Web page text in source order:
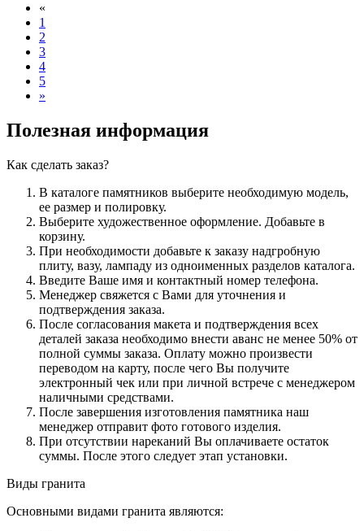
«
1
2
3
4
5
»
Полезная информация
Как сделать заказ?
В каталоге памятников выберите необходимую модель,
ее размер и полировку.
Выберите художественное оформление. Добавьте в
корзину.
При необходимости добавьте к заказу надгробную
плиту, вазу, лампаду из одноименных разделов каталога.
Введите Ваше имя и контактный номер телефона.
Менеджер свяжется с Вами для уточнения и
подтверждения заказа.
После согласования макета и подтверждения всех
деталей заказа необходимо внести аванс не менее 50% от
полной суммы заказа. Оплату можно произвести
переводом на карту, после чего Вы получите
электронный чек или при личной встрече с менеджером
наличными средствами.
После завершения изготовления памятника наш
менеджер отправит фото готового изделия.
При отсутствии нареканий Вы оплачиваете остаток
суммы. После этого следует этап установки.
Виды гранита
Основными видами гранита являются: